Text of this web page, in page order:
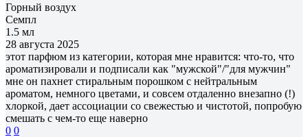
Горный воздух
Семпл
1.5 мл
28 августа 2025
этот парфюм из категории, которая мне нравится: что-то, что
ароматизировали и подписали как "мужской"/"для мужчин"
мне он пахнет стиральным порошком с нейтральным
ароматом, немного цветами, и совсем отдаленно внезапно (!)
хлоркой, дает ассоциации со свежестью и чистотой, попробую
смешать с чем-то еще наверно
0 0